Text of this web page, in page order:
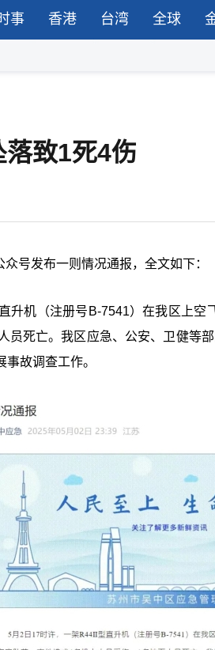
事 香港 台湾 全球
致1死4伤
号发布一则情况通报，全文如下：
升机（注册号B-7541）在我区上空
员死亡。我区应急、公安、卫健等
故调查工作。